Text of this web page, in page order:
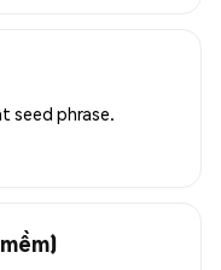
seed phrase.